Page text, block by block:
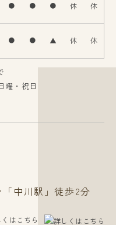
● ● ● 休 休
● ● ▲ 休 休
曜・祝日
中川駅」徒歩2分
はこちら